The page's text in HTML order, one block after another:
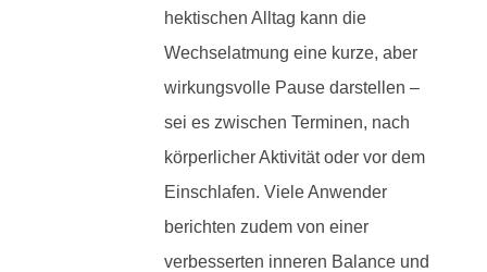
hektischen Alltag kann die
Wechselatmung eine kurze, aber
wirkungsvolle Pause darstellen –
sei es zwischen Terminen, nach
körperlicher Aktivität oder vor dem
Einschlafen. Viele Anwender
berichten zudem von einer
verbesserten inneren Balance und